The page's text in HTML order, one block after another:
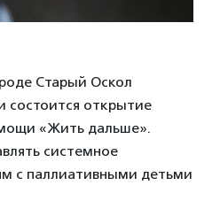
Старый Оскол
состоится открытие
«Жить дальше».
системное
с паллиативными детьми